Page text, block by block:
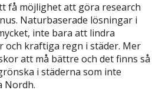
få möjlighet att göra research
Naturbaserade lösningar i
inte bara att lindra
och kraftiga regn i städer. Mer
att må bättre och det finns så
i städerna som inte
Nordh.